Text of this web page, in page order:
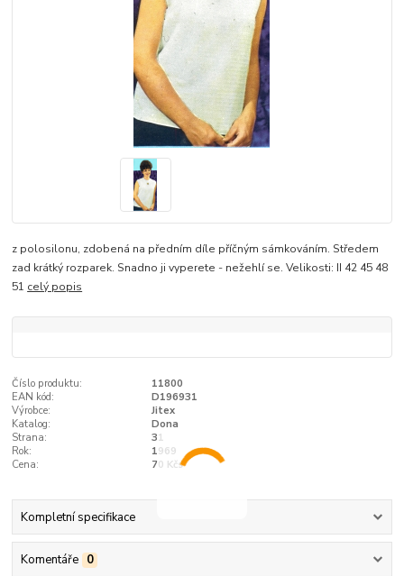
z polosilonu, zdobená na předním díle příčným sámkováním. Středem
zad krátký rozparek. Snadno ji vyperete - nežehlí se. Velikosti: II 42 45 48
51 celý popis
Číslo produktu:
11800
EAN kód:
D196931
Výrobce:
Jitex
Katalog:
Dona
Strana:
31
Rok:
1969
Cena:
70 Kčs
Kompletní specifikace
Komentáře 0